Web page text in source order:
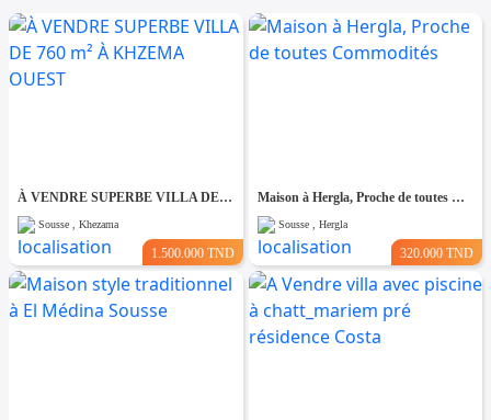
À VENDRE SUPERBE VILLA DE 760 m² À KHZEMA OUEST
Sousse , Khezama
1.500.000 TND
Maison à Hergla, Proche de toutes Commodités
Sousse , Hergla
320.000 TND